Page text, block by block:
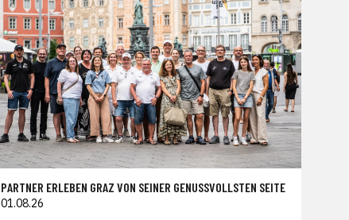
PARTNER ERLEBEN GRAZ VON SEINER GENUSSVOLLSTEN SEITE
01.08.26